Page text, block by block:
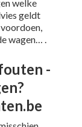
welke
geldt
wagen… .
-